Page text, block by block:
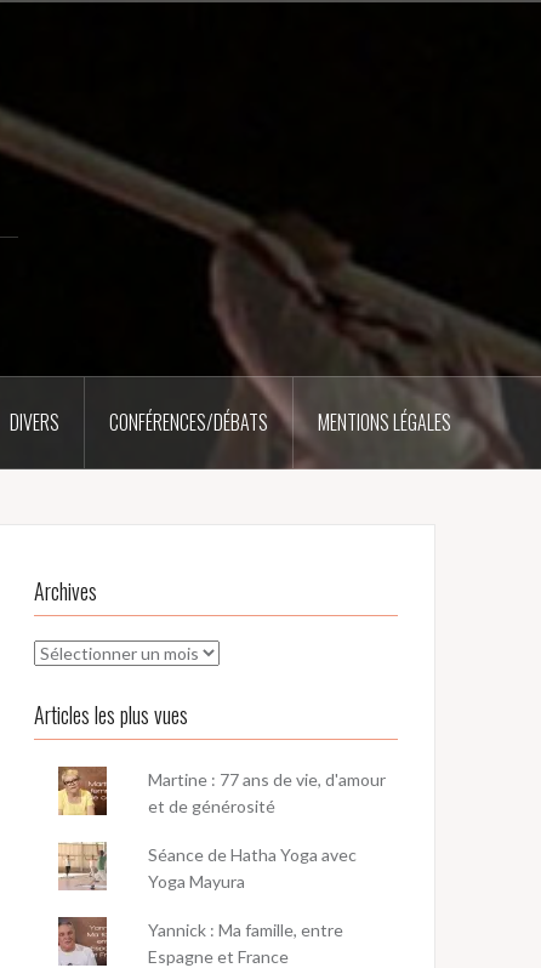
DIVERS CONFÉRENCES/DÉBATS MENTIONS LÉGALES
Archives
Archives
Articles les plus vues
Martine : 77 ans de vie, d'amour
et de générosité
Séance de Hatha Yoga avec
Yoga Mayura
Yannick : Ma famille, entre
Espagne et France